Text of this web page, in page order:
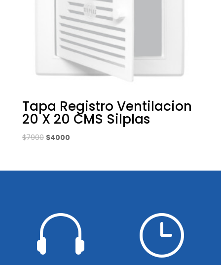
Tapa Registro Ventilacion
20 X 20 CMS Silplas
$7900 El
era:
$4000El
es:
 }